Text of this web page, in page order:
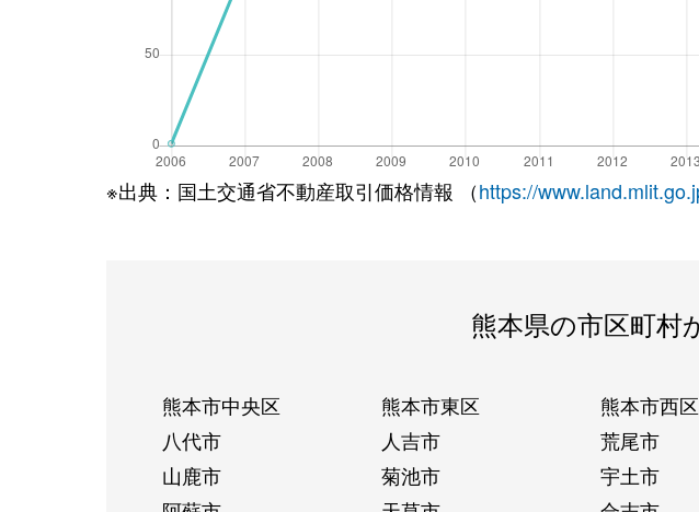
※出典：国土交通省不動産取引価格情報 （https://
熊本県の市区町村
熊本市中央区 熊本市東区 熊本市西区
八代市
人吉市 荒尾市
山鹿市
菊池市 宇土市